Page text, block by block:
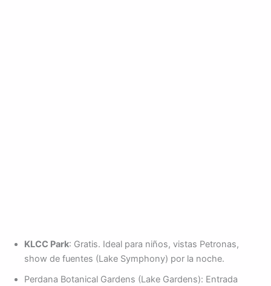
KLCC Park: Gratis. Ideal para niños, vistas Petronas,
show de fuentes (Lake Symphony) por la noche.
Perdana Botanical Gardens (Lake Gardens): Entrada